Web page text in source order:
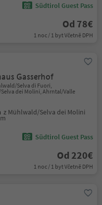
Südtirol Guest Pass
Od 78€
1 noc / 1 byt Včetně DPH
Gasserhof
Selva di Fuori,
dei Molini, Ahrntal/Valle
z Mühlwald/Selva dei Molini
Südtirol Guest Pass
Od 220€
1 noc / 1 byt Včetně DPH